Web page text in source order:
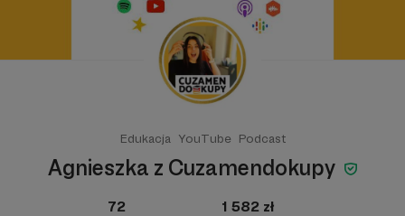
Edukacja YouTube Podcast
Agnieszka z Cuzamendokupy
72
1 582 zł